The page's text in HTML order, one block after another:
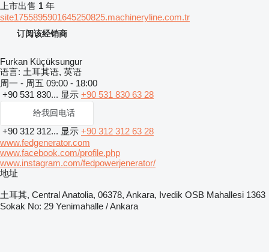
上市出售 1 年
site1755895901645250825.machineryline.com.tr
订阅该经销商
Furkan Küçüksungur
语言: 土耳其语, 英语
周一 - 周五 09:00 - 18:00
+90 531 830... 显示 +90 531 830 63 28
给我回电话
+90 312 312... 显示 +90 312 312 63 28
www.fedgenerator.com
www.facebook.com/profile.php
www.instagram.com/fedpowerjenerator/
地址
土耳其, Central Anatolia, 06378, Ankara, Ivedik OSB Mahallesi 1363
Sokak No: 29 Yenimahalle / Ankara